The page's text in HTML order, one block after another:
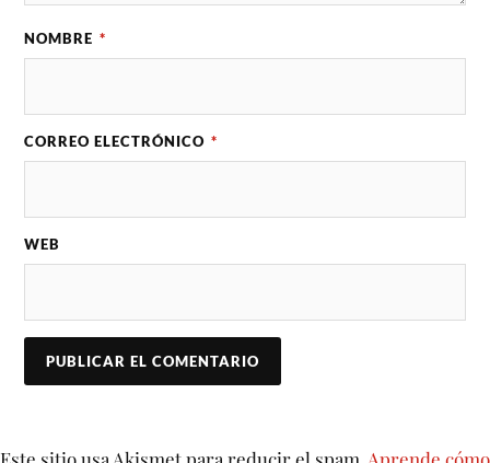
NOMBRE *
CORREO ELECTRÓNICO *
WEB